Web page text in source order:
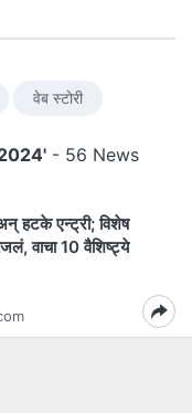
वेब स्टोरी
- 56 News
अन् हटके एन्ट्री; विशेष
वाचा 10 वैशिष्ट्ये